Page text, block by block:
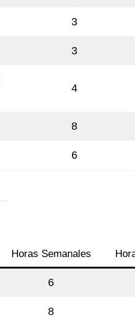
3
3
4
8
6
Horas Semanales
6
8